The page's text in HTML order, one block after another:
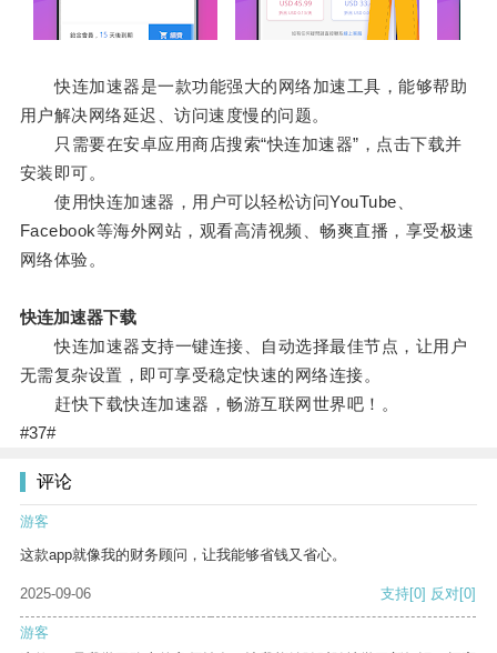
快连加速器是一款功能强大的网络加速工具，能够帮助
用户解决网络延迟、访问速度慢的问题。
只需要在安卓应用商店搜索“快连加速器”，点击下载并
安装即可。
使用快连加速器，用户可以轻松访问YouTube、
Facebook等海外网站，观看高清视频、畅爽直播，享受极速
网络体验。
快连加速器下载
快连加速器支持一键连接、自动选择最佳节点，让用户
无需复杂设置，即可享受稳定快速的网络连接。
赶快下载快连加速器，畅游互联网世界吧！。
#37#
评论
游客
这款app就像我的财务顾问，让我能够省钱又省心。
2025-09-06 支持[0] 反对[0]
游客